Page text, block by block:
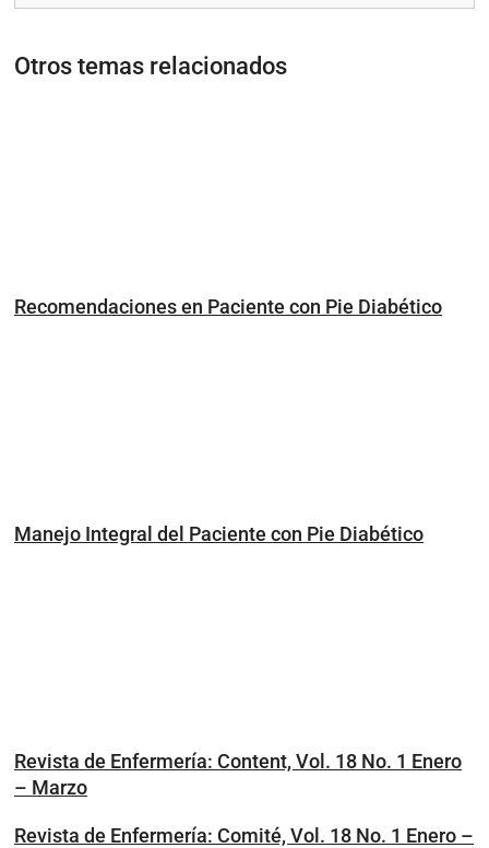
Otros temas relacionados
Recomendaciones en Paciente con Pie Diabético
Manejo Integral del Paciente con Pie Diabético
Revista de Enfermería: Content, Vol. 18 No. 1 Enero
– Marzo
Revista de Enfermería: Comité, Vol. 18 No. 1 Enero –